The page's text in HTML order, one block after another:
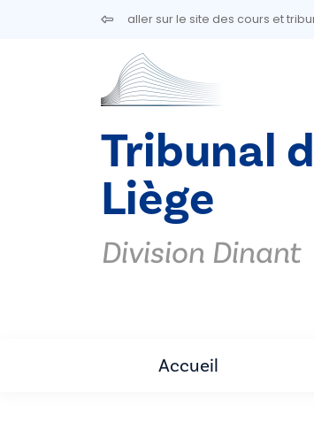
Aller au contenu principalaller sur le site des cours et
Tribunal
Liège
Division Dinant
Accueil